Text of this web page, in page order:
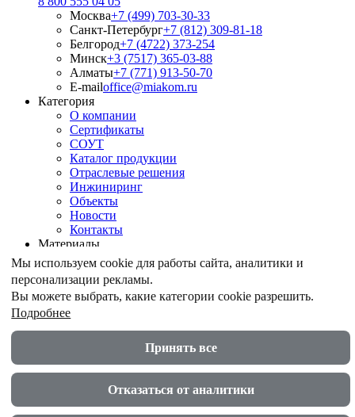
Москва+7 (499) 703-30-33
Санкт-Петербург+7 (812) 309-81-18
Белгород+7 (4722) 373-254
Минск+3 (7517) 365-03-88
Алматы+7 (771) 913-50-70
E-mailoffice@miakom.ru
Категория
О компании
Сертификаты
СОУТ
Каталог продукции
Отраслевые решения
Инжиниринг
Объекты
Новости
Контакты
Материалы
Армирование грунтов
Армирование асфальтобетона
Геомембрана
Шпунт ПВХ
Дренажные геокомпозиты
Противоэрозионные маты
Акустические экраны
© ООО "МИАКОМ СПБ" 2026
Политика в области защиты и обработки персональных
Реквизиты
Мы используем cookie для работы сайта, аналитики и
персонализации рекламы.
Вы можете выбрать, какие категории cookie разрешить.
Подробнее
Принять все
Отказаться от аналитики